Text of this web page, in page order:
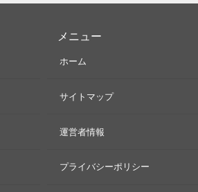
メニュー
ホーム
サイトマップ
運営者情報
プライバシーポリシー